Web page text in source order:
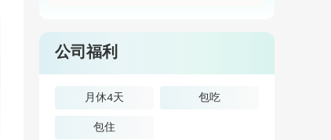
公司福利
月休4天 包吃
包住